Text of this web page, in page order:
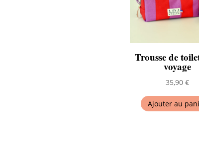
Trousse de
voyage
35,90 €
Ajouter au